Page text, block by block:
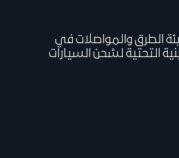
الطرق والمواصلات في
التحتية لشحن السيارات